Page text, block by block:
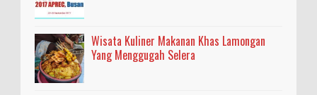
Wisata Kuliner Makanan Khas Lamongan
Yang Menggugah Selera